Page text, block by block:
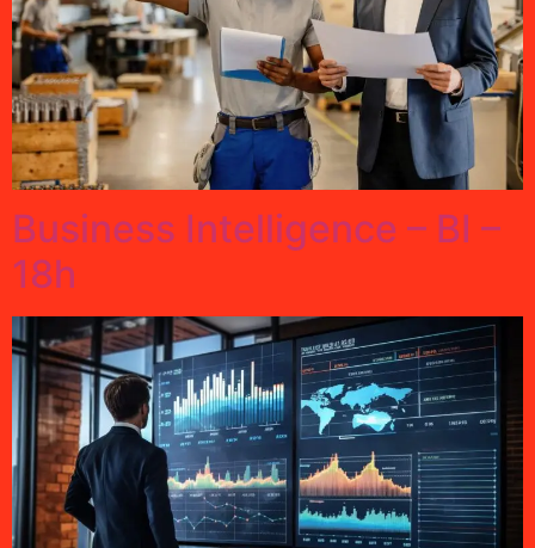
Business Intelligence – BI –
18h